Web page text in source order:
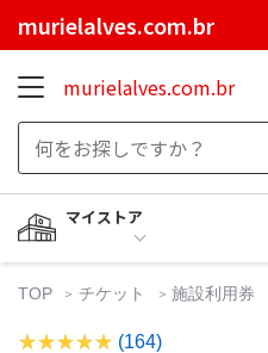
murielalves.com.br
murielalves.com.br
マイストア
TOP チケット 施設利用券
(164)